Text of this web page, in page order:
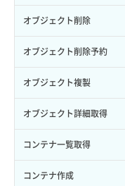
ロールからパーミッショ
ロールにパーミッション
ロール一覧取得
ロール作成
ロール削除
ロール更新
ボリュームタイプ詳細取得
ボリューム一覧取得
ボリューム作成
ボリューム削除
ボリューム更新
ボリューム詳細一覧取得
サーバーに紐づくアドレス
サーバーに紐づくアドレ
サーバーに紐づくセキュ
サーバープラン一覧取得
サーバープラン変更
サーバープラン詳細一覧取
セキュリティグループ ル
セキュリティグループ一覧
セキュリティグループ作成
セキュリティグループ削除
セキュリティグループ更新
セキュリティグループ詳細
ヘルスモニタ更新
ヘルスモニタ詳細取得
メンバー一覧
メンバー削除
メンバー更新
メンバー詳細取得
オブジェクト削除
オブジェクト削除予約
オブジェクト複製
オブジェクト詳細取得
コンテナ一覧取得
コンテナ作成